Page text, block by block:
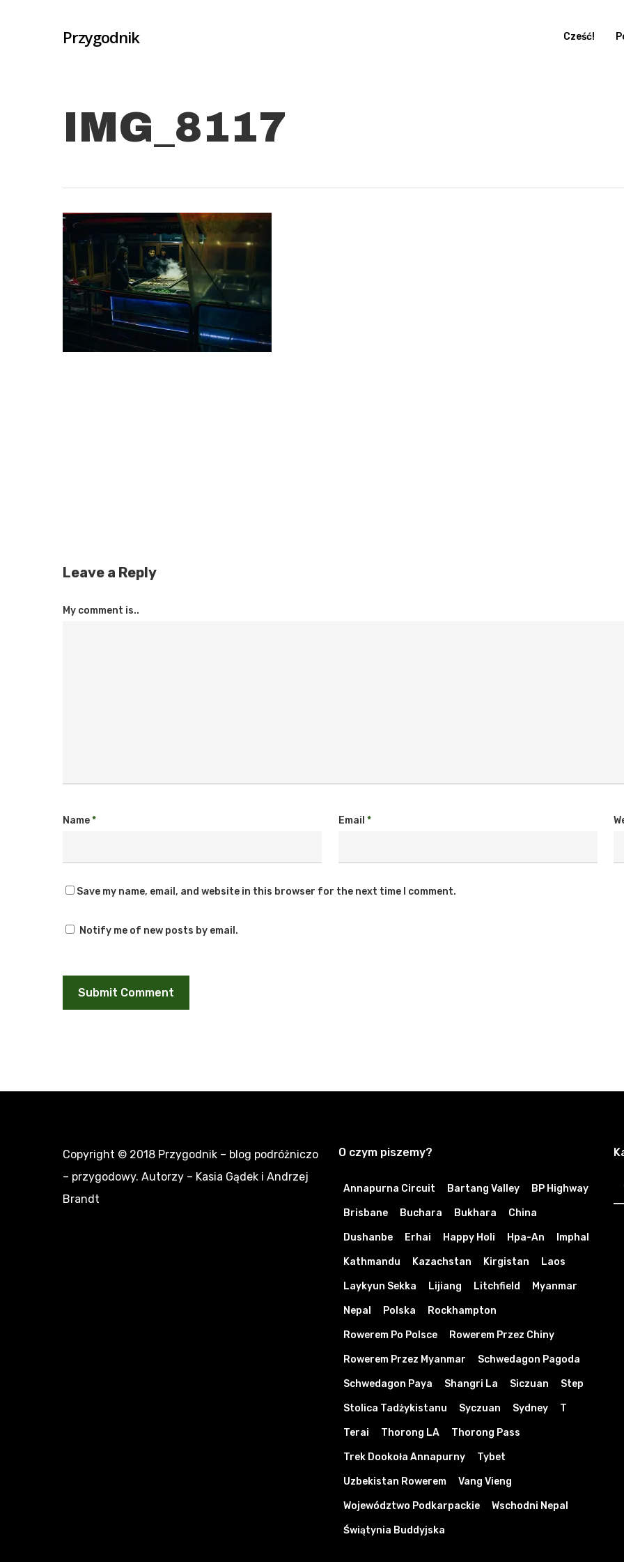
Przygodnik Cześć!
IMG_8117
Leave a Reply
My comment is..
Name* Email *
Save my name, email, and website in this browser for the next time I comment.
Notify me of new posts by email.
Copyright © 2018 Przygodnik – blog podróżniczo
– przygodowy. Autorzy – Kasia Gądek i Andrzej
Brandt
O czym piszemy?
Annapurna Circuit Bartang Valley BP Highway
Brisbane Buchara Bukhara China
Dushanbe Erhai Happy Holi Hpa-An Imphal
Kathmandu Kazachstan Kirgistan Laos
Laykyun Sekka Lijiang Litchfield Myanmar
Nepal Polska Rockhampton
Rowerem Po Polsce Rowerem Przez Chiny
Rowerem Przez Myanmar Schwedagon Pagoda
Schwedagon Paya Shangri La Siczuan Step
Stolica Tadżykistanu Syczuan Sydney T
Terai Thorong LA Thorong Pass
Trek Dookoła Annapurny Tybet
Uzbekistan Rowerem Vang Vieng
Województwo Podkarpackie Wschodni Nepal
Świątynia Buddyjska